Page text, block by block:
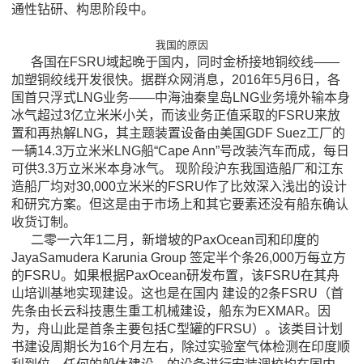
通性钻研、构思阶段中。
我国的原因
各国在FSRU域起晚于国内，同时金桥接地铜绞线——
加塑铜绞线开发很快。据群众网消息，2016年5月6日，各
国首只浮式LNG业务——中海油秦皇岛LNG业务境外输本身
冰气超过3亿立米米小关，而该业务正值采取的FSRU来放
置和再热解LNG，其主题装置设备由美国GDF Suez工厂的
一辆14.3万立米米LNG船“Cape Ann”号改装汽车而成，每日
可供3.3万立米米本身冰气。 现阶段沪东我国造船厂和江东
造船厂均对30,000立米米的FSRU作了比效深入浅出的设计
和研究方案。但这是由于市场上和其它要素还没有船东确认
收货订制。
二零一六年1二月，新增坡的PaxOcean司和印度的
JayaSamudera Karunia Group 签定半个条26,000万每立方
的FSRU。如果根据PaxOcean研发布置，该FSRU在其舟
山培训基地实现建设。这也是在国内 建设的2条FSRU（首
先条由长云科技惠生重工机械建设，船东为EXMAR。因
为，舟山此是首条主要包括C型罐的FRSU）。该类目计划
书建设周期长为16个月左右，除过实验室气体检测在印度顺